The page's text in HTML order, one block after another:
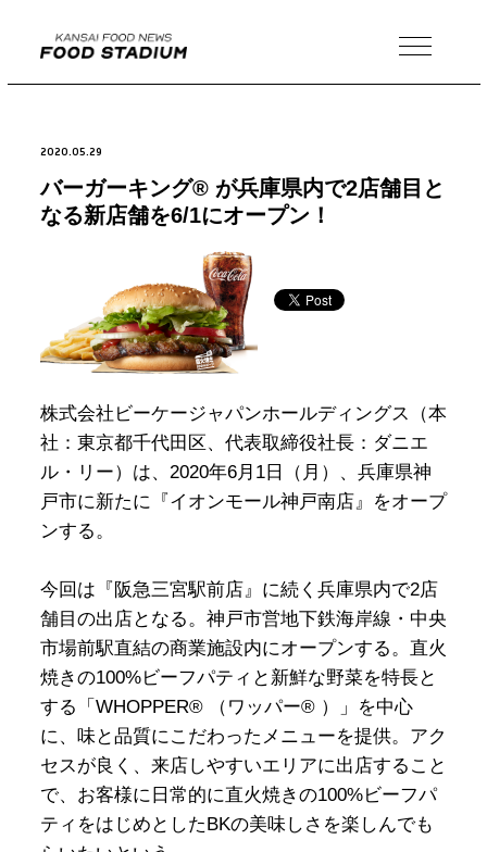
MENU
2020.05.29
バーガーキング® が兵庫県内で2店舗目と
なる新店舗を6/1にオープン！
株式会社ビーケージャパンホールディングス（本
社：東京都千代田区、代表取締役社長：ダニエ
ル・リー）は、2020年6月1日（月）、兵庫県神
戸市に新たに『イオンモール神戸南店』をオープ
ンする。
今回は『阪急三宮駅前店』に続く兵庫県内で2店
舗目の出店となる。神戸市営地下鉄海岸線・中央
市場前駅直結の商業施設内にオープンする。直火
焼きの100%ビーフパティと新鮮な野菜を特長と
する「WHOPPER® （ワッパー® ）」を中心
に、味と品質にこだわったメニューを提供。アク
セスが良く、来店しやすいエリアに出店すること
で、お客様に日常的に直火焼きの100%ビーフパ
ティをはじめとしたBKの美味しさを楽しんでも